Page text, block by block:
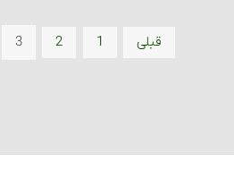
قبلی 1
2
3